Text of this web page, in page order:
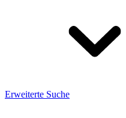
Erweiterte Suche